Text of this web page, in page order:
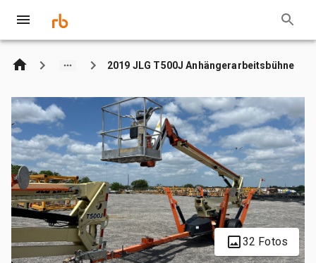
2019 JLG T500J Anhängerarbeitsbühne
32 Fotos